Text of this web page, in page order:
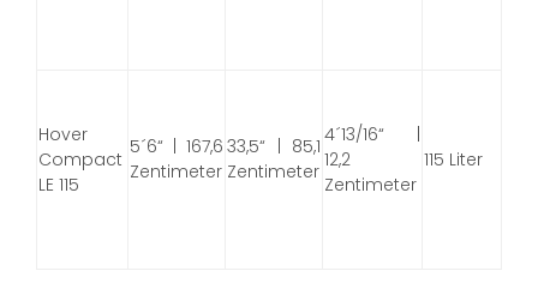
Hover
Compact
LE 115
5´6“ | 167,6
Zentimeter
33,5“ | 85,1
Zentimeter
4´13/16“ |
12,2
Zentimeter
115 Liter